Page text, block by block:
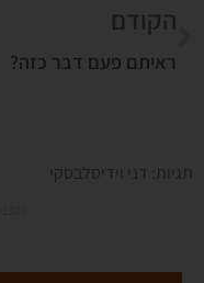
הקודם
ראיתם פעם דבר כזה?
תגיות: דני וידיסלבסקי